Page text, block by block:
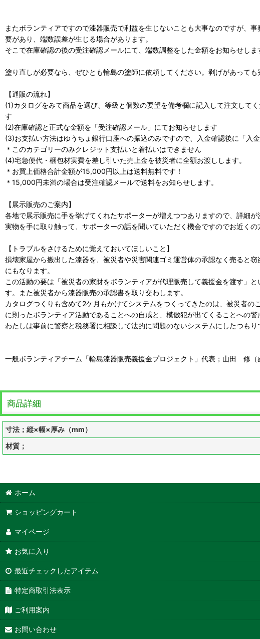
またボランティアですので漆器販売で利益を生じないことも大事なのですが、
要があり、端数誤差が生じる場合があります。
そこで在庫確認の後の受注確認メールにて、端数調整をした金額をお知らせしま
塗り直しが必要なら、ぜひとも輪島の塗師に依頼してください。剥げがあって
【通販の流れ】
(1)カタログをみて商品を選び、等級と個数の要望を備考欄に記入して注文し
す
(2)在庫確認と正式な金額を「受注確認メール」にてお知らせします
(3)お支払い方法はゆうちょ銀行口座への振込のみですので、入金確認後に「入
＊このカテゴリーのみクレジット支払いと着払いはできません
(4)宅急便代・梱包材実費を差し引いた売上金を被災者に全額お渡しします。
＊お買上価格合計金額が15,000円以上は送料無料です！
＊15,000円未満の場合は受注確認メールで送料をお知らせします。
【展示販売のご案内】
各地で展示販売に手を挙げてくれたサポーターが増えつつありますので、詳細
実物を手に取り触って、サポーターの話を聞いていただく機会ですのでお近くの
【トラブルをさけるために覚えておいてほしいこと】
損壊家屋から搬出した漆器を、被災者や災害関連ゴミ運営体の承認なく売ると
にもなります。
この活動の要は「被災者の家財をボランティアが代理販売して義援金を渡す」
す。また被災者から漆器販売の承認書を取り交わします。
カタログつくりも含めて2ケ月もかけてシステムをつくってきたのは、被災者
に則ったボランティア活動であることへの自戒と、模倣犯が出てくることへの警
わたしは事前に警察と税務署に相談して法的に問題のないシステムにしたつも
一般ボランティアチーム「輪島漆器販売義援金プロジェクト」代表；山田 修（
商品詳細
寸法；縦×幅×厚み（mm）
材質；
ホーム
ショッピングカート
マイページ
お気に入り
最近チェックしたアイテム
特定商取引法表示
ご利用案内
お問い合わせ